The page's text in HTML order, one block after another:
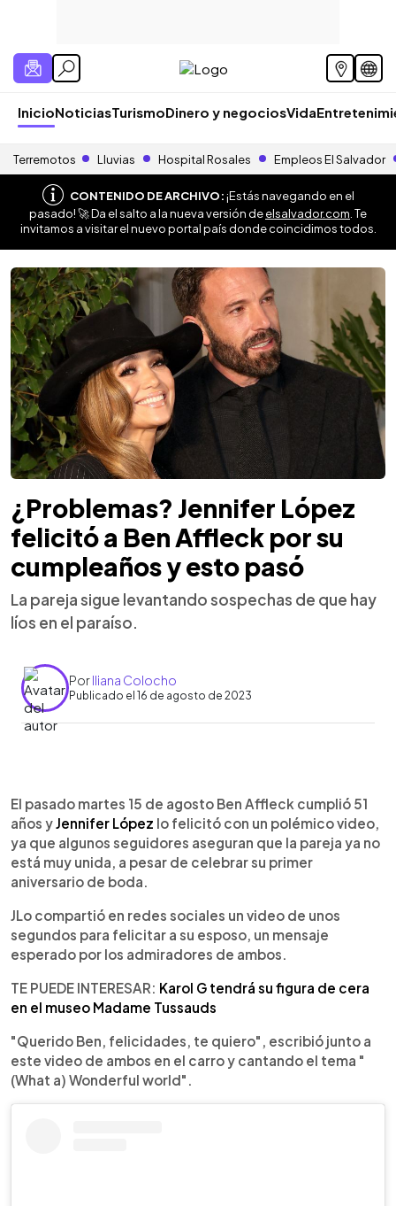
InicioNoticiasTurismoDinero y negociosVida
Terremotos Lluvias Hospital Rosales Empleos El Salvador
CONTENIDO DE ARCHIVO:¡Estás navegando en el
pasado! 🚀 Da el salto a la nueva versión deelsalvador.com . Te
invitamos a visitar el nuevo portal país donde coincidimos todos.
¿Problemas? Jennifer López
felicitó a Ben Affleck por su
cumpleaños y esto pasó
La pareja sigue levantando sospechas de que hay
líos en el paraíso.
PorIliana Colocho
Publicado el 16 de agosto de 2023
► Escuchar artículo
El pasado martes 15 de agosto Ben Affleck cumplió 51
años y Jennifer López lo felicitó con un polémico video,
ya que algunos seguidores aseguran que la pareja ya no
está muy unida, a pesar de celebrar su primer
aniversario de boda.
JLo compartió en redes sociales un video de unos
segundos para felicitar a su esposo, un mensaje
esperado por los admiradores de ambos.
TE PUEDE INTERESAR: Karol G tendrá su figura de cera
en el museo Madame Tussauds
"Querido Ben, felicidades, te quiero", escribió junto a
este video de ambos en el carro y cantando el tema "
(What a) Wonderful world".